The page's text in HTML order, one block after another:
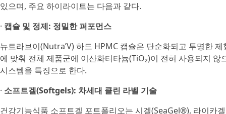
있으며, 주요 하이라이트는 다음과 같다.
· 캡슐 및 정제: 정밀한 퍼포먼스
뉴트라브이(Nutra’V) 하드 HPMC 캡슐은 단순화되고 투명한
에 맞춰 전체 제품군에 이산화티타늄(TiO₂)이 전혀 사용되지
시스템을 특징으로 한다.
· 소프트겔(Softgels): 차세대 클린 라벨 기술
건강기능식품 소프트겔 포트폴리오는 시겔(SeaGel®), 라이카